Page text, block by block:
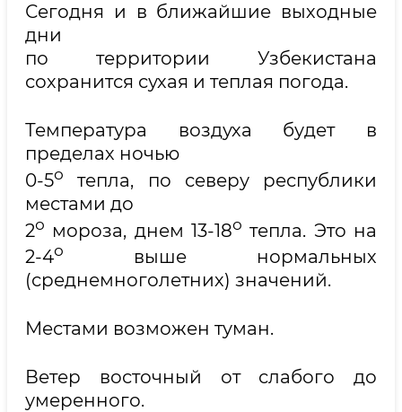
Сегодня и в ближайшие выходные
дни
по территории Узбекистана
сохранится сухая и теплая погода.
Температура воздуха будет в
пределах ночью
0-5о
тепла, по северу республики
местами до
2о мороза, днем 13-18о тепла. Это на
2-4о
выше нормальных
(среднемноголетних) значений.
Местами возможен туман.
Ветер восточный от слабого до
умеренного.